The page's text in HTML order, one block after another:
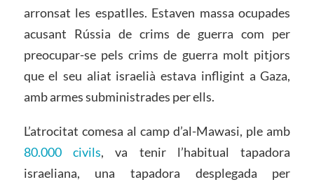
arronsat les espatlles. Estaven massa ocupades
acusant Rússia de crims de guerra com per
preocupar-se pels crims de guerra molt pitjors
que el seu aliat israelià estava infligint a Gaza,
amb armes subministrades per ells.
L’atrocitat comesa al camp d’al-Mawasi, ple amb
80.000 civils, va tenir l’habitual tapadora
israeliana, una tapadora desplegada per